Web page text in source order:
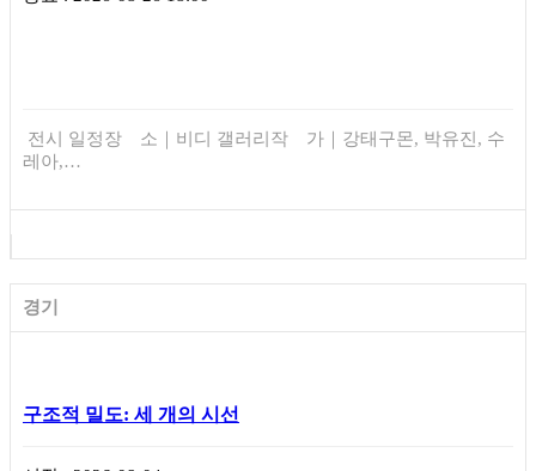
전시 일정장 소｜비디 갤러리작 가｜강태구몬, 박유진, 수
레아,…
경기
구조적 밀도: 세 개의 시선